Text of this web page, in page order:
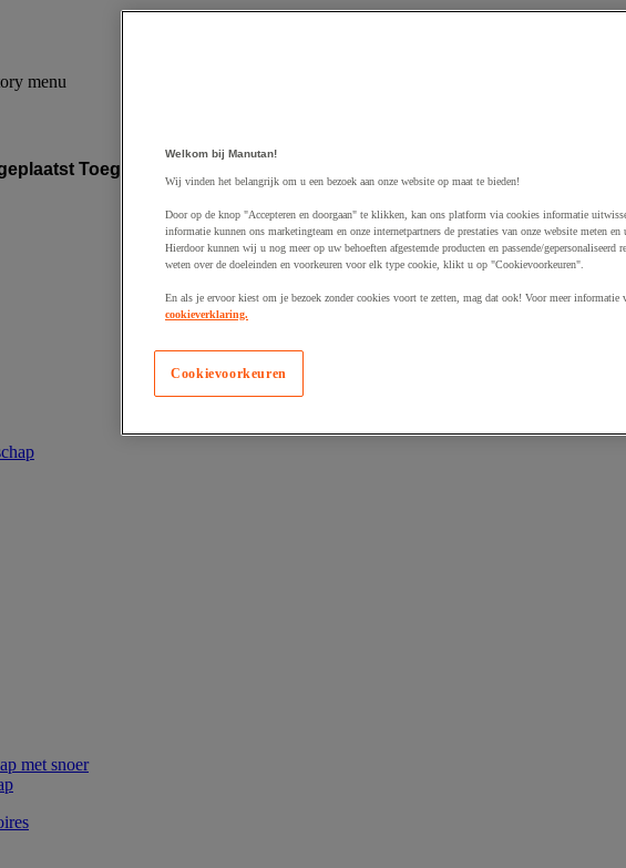
menu
Toegevoegd aan winkelwagen
met snoer
Welkom bij Manutan!
Wij vinden het belangrijk om u een bezoek aan onze website op maat te bieden!
Door op de knop "Accepteren en doorgaan" te klikken, kan ons platform via cookies informatie
informatie kunnen ons marketingteam en onze internetpartners de prestaties van onze website meten en
Hierdoor kunnen wij u nog meer op uw behoeften afgestemde producten en passende/gepersonaliseerd
weten over de doeleinden en voorkeuren voor elk type cookie, klikt u op "Cookievoorkeuren".
En als je ervoor kiest om je bezoek zonder cookies voort te zetten, mag dat ook! Voor meer informatie
cookieverklaring.
Cookievoorkeuren